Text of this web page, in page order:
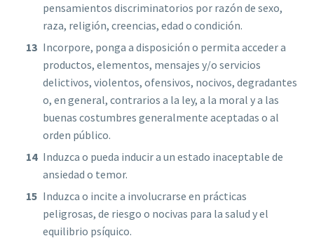
pensamientos discriminatorios por razón de sexo,
raza, religión, creencias, edad o condición.
Incorpore, ponga a disposición o permita acceder a
productos, elementos, mensajes y/o servicios
delictivos, violentos, ofensivos, nocivos, degradantes
o, en general, contrarios a la ley, a la moral y a las
buenas costumbres generalmente aceptadas o al
orden público.
Induzca o pueda inducir a un estado inaceptable de
ansiedad o temor.
Induzca o incite a involucrarse en prácticas
peligrosas, de riesgo o nocivas para la salud y el
equilibrio psíquico.